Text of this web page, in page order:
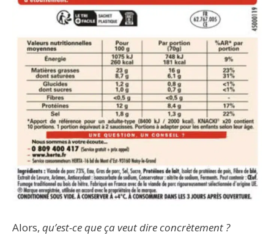
Alors, qu’est-ce que ça veut dire concrètement ?